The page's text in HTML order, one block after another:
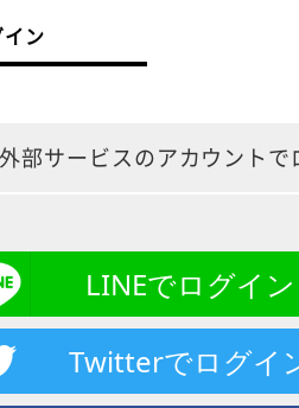
イン
外部サービスのアカウントで
LINEでログイン
Twitterでログイ